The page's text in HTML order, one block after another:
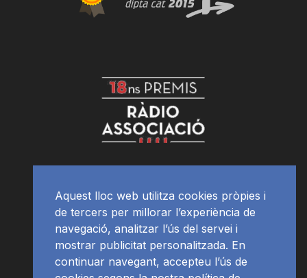
Aquest lloc web utilitza cookies pròpies i
de tercers per millorar l’experiència de
navegació, analitzar l’ús del servei i
mostrar publicitat personalitzada. En
continuar navegant, accepteu l’ús de